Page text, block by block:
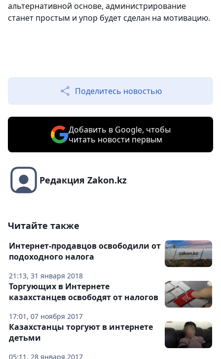
альтернативной основе, администрирование
станет простым и упор будет сделан на мотивацию.
Поделитесь новостью
Добавить в Google, чтобы
читать новости первым
Редакция Zakon.kz
Читайте также
21:13, 31 января 2018
Интернет-продавцов освободили от
подоходного налога
17:01, 07 ноября 2017
Торгующих в Интернете
казахстанцев освободят от налогов
05:11, 28 января 2017
Казахстанцы торгуют в интернете
детьми